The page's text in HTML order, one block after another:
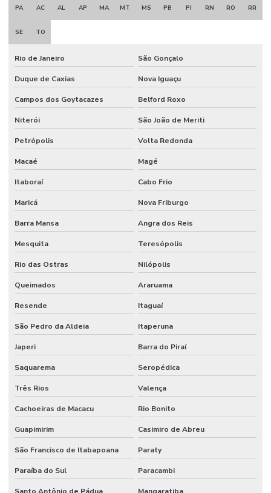
PA AC AL AP MA MT MS PB PI RN RO RR
SE TO
Rio de Janeiro São Gonçalo
Duque de Caxias Nova Iguaçu
Campos dos Goytacazes Belford Roxo
Niterói São João de Meriti
Petrópolis Volta Redonda
Macaé Magé
Itaboraí Cabo Frio
Maricá Nova Friburgo
Barra Mansa Angra dos Reis
Mesquita Teresópolis
Rio das Ostras Nilópolis
Queimados Araruama
Resende Itaguaí
São Pedro da Aldeia Itaperuna
Japeri Barra do Piraí
Saquarema Seropédica
Três Rios Valença
Cachoeiras de Macacu Rio Bonito
Guapimirim Casimiro de Abreu
São Francisco de Itabapoana Paraty
Paraíba do Sul Paracambi
Santo Antônio de Pádua Mangaratiba